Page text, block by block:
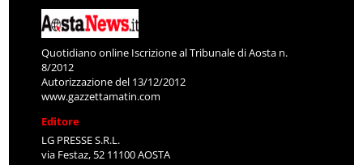
Quotidiano online Iscrizione al Tribunale di Aosta n.
8/2012
Autorizzazione del 13/12/2012
www.gazzettamatin.com
Editore
LG PRESSE S.R.L.
via Festaz, 52 11100 AOSTA